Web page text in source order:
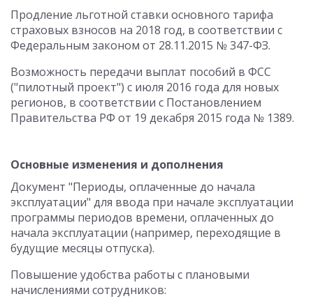
Продление льготной ставки основного тарифа
страховых взносов на 2018 год, в соответствии с
Федеральным законом от 28.11.2015 № 347-ФЗ.
Возможность передачи выплат пособий в ФСС
("пилотный проект") с июля 2016 года для новых
регионов, в соответствии с Постановлением
Правительства РФ от 19 декабря 2015 года № 1389.
Основные изменения и дополнения
Документ "Периоды, оплаченные до начала
эксплуатации" для ввода при начале эксплуатации
программы периодов времени, оплаченных до
начала эксплуатации (например, переходящие в
будущие месяцы отпуска).
Повышение удобства работы с плановыми
начислениями сотрудников: